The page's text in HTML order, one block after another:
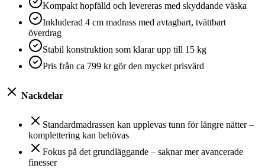
Kompakt hopfälld och levereras med skyddande väska
Inkluderad 4 cm madrass med avtagbart, tvättbart
överdrag
Stabil konstruktion som klarar upp till 15 kg
Pris från ca 799 kr gör den mycket prisvärd
Nackdelar
Standardmadrassen kan upplevas tunn för längre nätter –
komplettering kan behövas
Fokus på det grundläggande – saknar mer avancerade
finesser